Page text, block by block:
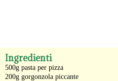
Ingredienti
500g pasta per pizza
200g gorgonzola piccante